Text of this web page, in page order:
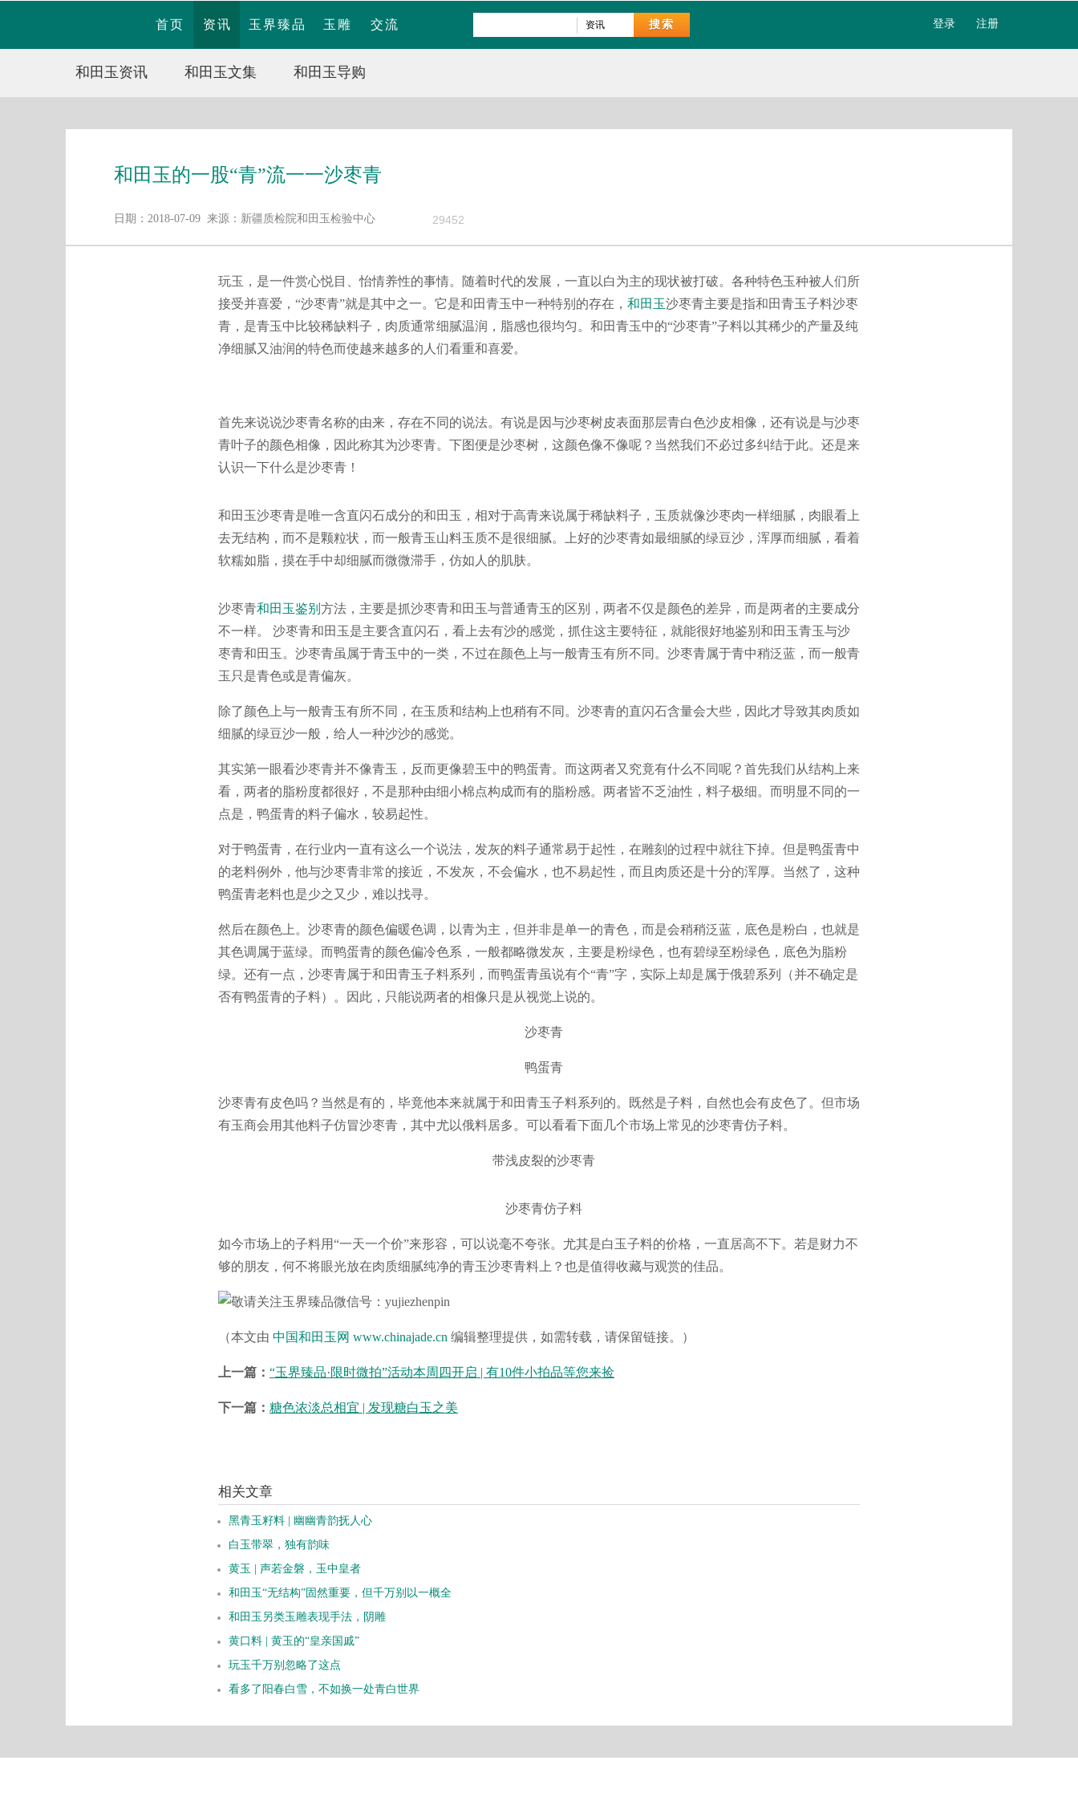
首页 资讯 玉界臻品 玉雕 交流 搜索
资讯 登录 注册
和田玉资讯 和田玉文集 和田玉导购
和田玉的一股“青”流一一沙枣青
日期：2018-07-09 来源：新疆质检院和田玉检验中心 29452
玩玉，是一件赏心悦目、怡情养性的事情。随着时代的发展，一直以白为主的现状被打破。各种特色玉种被人们所
接受并喜爱，“沙枣青”就是其中之一。它是和田青玉中一种特别的存在， 和田玉沙枣青主要是指和田青玉子料沙枣
青，是青玉中比较稀缺料子，肉质通常细腻温润，脂感也很均匀。和田青玉中的“沙枣青”子料以其稀少的产量及纯
净细腻又油润的特色而使越来越多的人们看重和喜爱。
首先来说说沙枣青名称的由来，存在不同的说法。有说是因与沙枣树皮表面那层青白色沙皮相像，还有说是与沙枣
青叶子的颜色相像，因此称其为沙枣青。下图便是沙枣树，这颜色像不像呢？当然我们不必过多纠结于此。还是来
认识一下什么是沙枣青！
和田玉沙枣青是唯一含直闪石成分的和田玉，相对于高青来说属于稀缺料子，玉质就像沙枣肉一样细腻，肉眼看上
去无结构，而不是颗粒状，而一般青玉山料玉质不是很细腻。上好的沙枣青如最细腻的绿豆沙，浑厚而细腻，看着
软糯如脂，摸在手中却细腻而微微滞手，仿如人的肌肤。
沙枣青和田玉鉴别 方法，主要是抓沙枣青和田玉与普通青玉的区别，两者不仅是颜色的差异，而是两者的主要成分
不一样。 沙枣青和田玉是主要含直闪石，看上去有沙的感觉，抓住这主要特征，就能很好地鉴别和田玉青玉与沙
枣青和田玉。沙枣青虽属于青玉中的一类，不过在颜色上与一般青玉有所不同。沙枣青属于青中稍泛蓝，而一般青
玉只是青色或是青偏灰。
除了颜色上与一般青玉有所不同，在玉质和结构上也稍有不同。沙枣青的直闪石含量会大些，因此才导致其肉质如
细腻的绿豆沙一般，给人一种沙沙的感觉。
其实第一眼看沙枣青并不像青玉，反而更像碧玉中的鸭蛋青。而这两者又究竟有什么不同呢？首先我们从结构上来
看，两者的脂粉度都很好，不是那种由细小棉点构成而有的脂粉感。两者皆不乏油性，料子极细。而明显不同的一
点是，鸭蛋青的料子偏水，较易起性。
对于鸭蛋青，在行业内一直有这么一个说法，发灰的料子通常易于起性，在雕刻的过程中就往下掉。但是鸭蛋青中
的老料例外，他与沙枣青非常的接近，不发灰，不会偏水，也不易起性，而且肉质还是十分的浑厚。当然了，这种
鸭蛋青老料也是少之又少，难以找寻。
然后在颜色上。沙枣青的颜色偏暖色调，以青为主，但并非是单一的青色，而是会稍稍泛蓝，底色是粉白，也就是
其色调属于蓝绿。而鸭蛋青的颜色偏冷色系，一般都略微发灰，主要是粉绿色，也有碧绿至粉绿色，底色为脂粉
绿。还有一点，沙枣青属于和田青玉子料系列，而鸭蛋青虽说有个“青”字，实际上却是属于俄碧系列（并不确定是
否有鸭蛋青的子料）。因此，只能说两者的相像只是从视觉上说的。
沙枣青
鸭蛋青
沙枣青有皮色吗？当然是有的，毕竟他本来就属于和田青玉子料系列的。既然是子料，自然也会有皮色了。但市场
有玉商会用其他料子仿冒沙枣青，其中尤以俄料居多。可以看看下面几个市场上常见的沙枣青仿子料。
带浅皮裂的沙枣青
沙枣青仿子料
如今市场上的子料用“一天一个价”来形容，可以说毫不夸张。尤其是白玉子料的价格，一直居高不下。若是财力不
够的朋友，何不将眼光放在肉质细腻纯净的青玉沙枣青料上？也是值得收藏与观赏的佳品。
（本文由 中国和田玉网 www.chinajade.cn 编辑整理提供，如需转载，请保留链接。）
上一篇： “玉界臻品·限时微拍”活动本周四开启 | 有10件小拍品等您来捡
下一篇： 糖色浓淡总相宜 | 发现糖白玉之美
相关文章
黑青玉籽料 | 幽幽青韵抚人心
白玉带翠，独有韵味
黄玉 | 声若金磐，玉中皇者
和田玉“无结构”固然重要，但千万别以一概全
和田玉另类玉雕表现手法，阴雕
黄口料 | 黄玉的“皇亲国戚”
玩玉千万别忽略了这点
看多了阳春白雪，不如换一处青白世界